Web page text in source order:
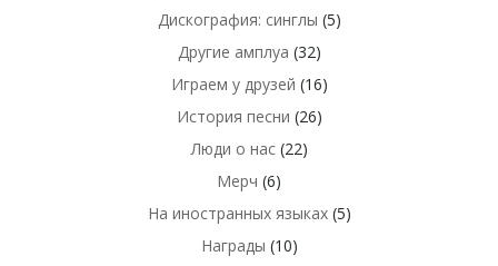
Дискография: синглы (5)
Другие амплуа (32)
Играем у друзей (16)
История песни (26)
Люди о нас(22)
Мерч (6)
На иностранных языках(5)
Награды (10)